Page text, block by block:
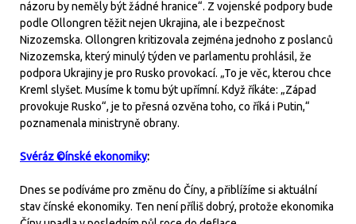
názoru by neměly být žádné hranice“. Z vojenské podpory bude
podle Ollongren těžit nejen Ukrajina, ale i bezpečnost
Nizozemska. Ollongren kritizovala zejména jednoho z poslanců
Nizozemska, který minulý týden ve parlamentu prohlásil, že
podpora Ukrajiny je pro Rusko provokací. „To je věc, kterou chce
Kreml slyšet. Musíme k tomu být upřímní. Když říkáte: „Západ
provokuje Rusko“, je to přesná ozvěna toho, co říká i Putin,“
poznamenala ministryně obrany.
Svéráz©ínskéekonomiky:
Dnes se podíváme pro změnu do Číny, a přiblížíme si aktuální
stav čínské ekonomiky. Ten není příliš dobrý, protože ekonomika